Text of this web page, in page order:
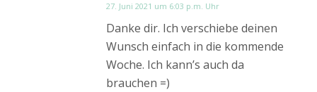
27. Juni 2021 um 6:03 p.m. Uhr
Danke dir. Ich verschiebe deinen
Wunsch einfach in die kommende
Woche. Ich kann’s auch da
brauchen =)